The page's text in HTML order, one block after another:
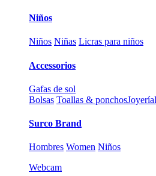
Niños
Niños Niñas Licras para niños
Accessorios
Gafas de sol
Bolsas Toallas & ponchosJoyería
Surco Brand
Hombres Women Niños
Webcam